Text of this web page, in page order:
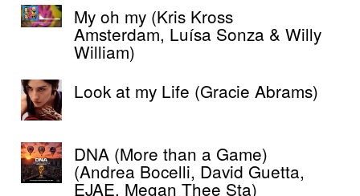
My oh my (Kris Kross
Amsterdam, Luísa Sonza & Willy
William)
Look at my Life (Gracie Abrams)
DNA (More than a Game)
(Andrea Bocelli, David Guetta,
EJAE, Megan Thee Sta)